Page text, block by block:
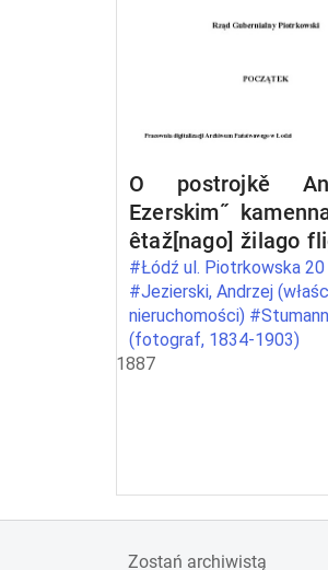
O postrojkě
Ezerskim˝
êtaž[nago] žilago
poměŝenìem˝
fotografičeskago
zavedenìâ, pod˝
po Petrokovskoj
#Łódź ul. Piotrkowska 20
#Jezierski, Andrzej
nieruchomości)
(fotograf, 1834-1903)
1887
Zostań archiwistą